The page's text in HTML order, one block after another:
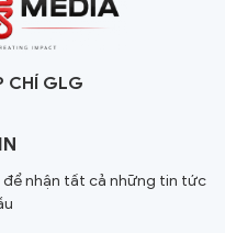
CHÍ GLG
nhận tất cả những tin tức